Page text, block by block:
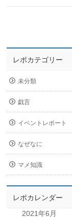
レポカテゴリー
未分類
戯言
イベントレポート
なぜなに
マメ知識
レポカレンダー
2021年6月